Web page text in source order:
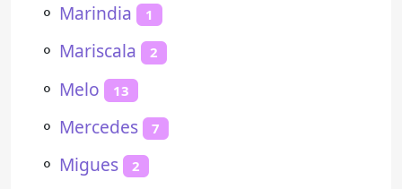
⚬ Marindia 1
⚬ Mariscala 2
⚬ Melo 13
⚬ Mercedes 7
⚬ Migues 2